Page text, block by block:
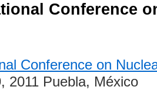
Conference
Conference on
2011 Puebla, México